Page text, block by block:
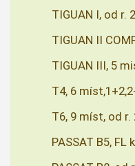
TIGUAN I, od r.
TIGUAN II
TIGUAN III, 5
T4, 6
T6, 9 míst, od r.
PASSAT B5, FL